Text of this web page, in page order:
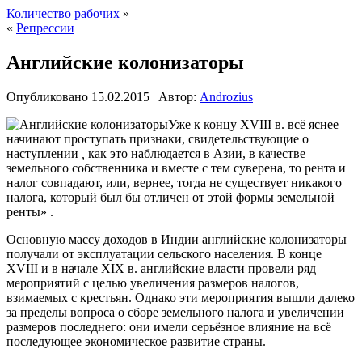
Количество рабочих »
« Репрессии
Английские колонизаторы
Опубликовано 15.02.2015 | Автор: Androzius
Уже к концу XVIII в. всё яснее
начинают проступать признаки, свидетельствующие о
наступлении
как это наблюдается в Азии, в качестве
земельного собственника и вместе с тем суверена, то рента и
налог совпадают, или, вернее, тогда не существует никакого
налога, который был бы отличен от этой формы земельной
ренты» .
Основную массу доходов в Индии английские колонизаторы
получали от эксплуатации сельского населения. В конце
XVIII и в начале XIX в. английские власти провели ряд
мероприятий с целью увеличения размеров налогов,
взимаемых с крестьян. Однако эти мероприятия вышли далеко
за пределы вопроса о сборе земельного налога и увеличении
размеров последнего: они имели серьёзное влияние на всё
последующее экономическое развитие страны.